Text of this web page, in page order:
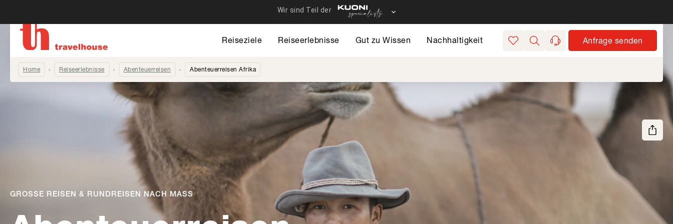
Reiseziele Reiseerlebnisse Gut zu Wissen Nachhaltigkeit Anfrage senden
Home Reiseerlebnisse Abenteuerreisen Abenteuerreisen Afrika
GROSSE REISEN & RUNDREISEN NACH MASS